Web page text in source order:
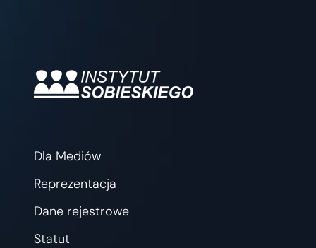
Dla Mediów
Reprezentacja
Dane rejestrowe
Statut